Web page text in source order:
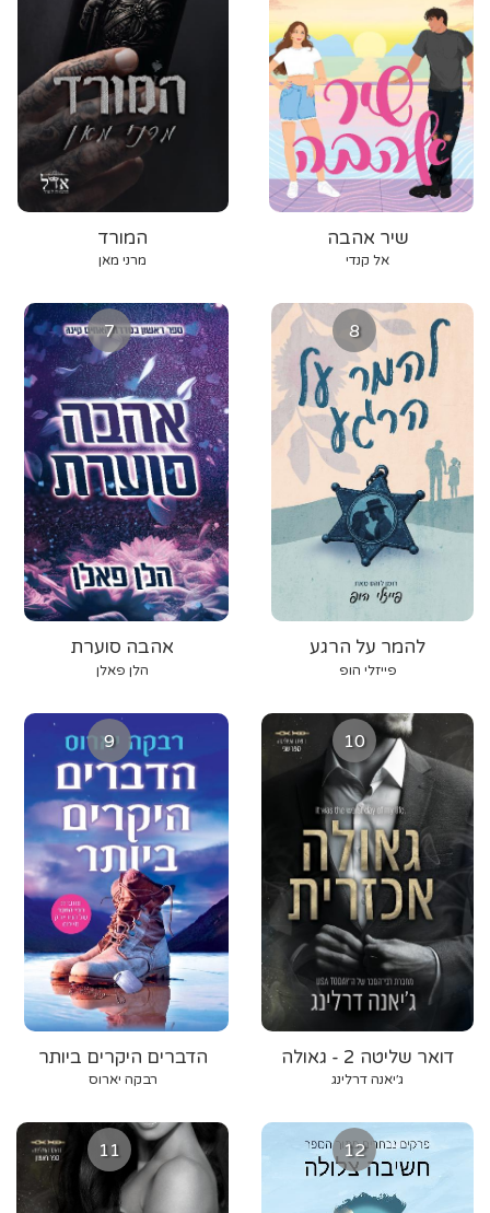
המורד
מרני מאן
שיר אהבה
אל קנדי
7
אהבה סוערת
הלן פאלן
8
להמר על הרגע
פייזלי הופ
9
הדברים היקרים ביותר
רבקה יארוס
10
דואר שליטה 2 - גאולה
אכזרית
ג׳יאנה דרלינג
11 12